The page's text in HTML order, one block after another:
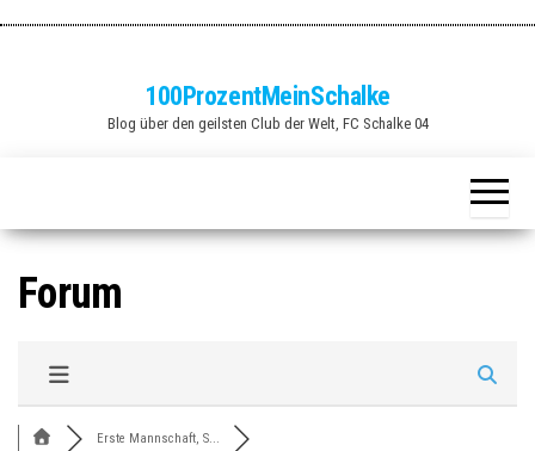
100ProzentMeinSchalke
Blog über den geilsten Club der Welt, FC Schalke 04
Forum
Erste Mannschaft, S...